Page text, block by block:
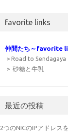
favorite links
仲間たち～favorite
> Road to Sendagaya
> 砂糖と牛乳
最近の投稿
2つのNICのIPアドレス